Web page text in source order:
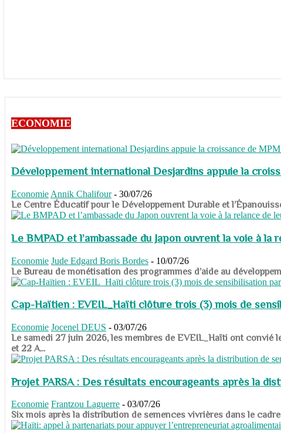
ECONOMIE
Développement international Desjardins appuie la
Economie Annik Chalifour - 30/07/26
​​​​​​​Le Centre Éducatif pour le Développement Durable et
Le BMPAD et l’ambassade du Japon ouvrent la voie à la
Economie Jude Edgard Boris Bordes - 10/07/26
​​​​​​​Le Bureau de monétisation des programmes d’aide au
Cap-Haïtien : EVEIL_Haïti clôture trois (3) mois de
Economie Jocenel DEUS - 03/07/26
Le samedi 27 juin 2026, les membres de EVEIL_Haïti ont convié
et 22 A...
Projet PARSA : Des résultats encourageants après la
Economie Frantzou Laguerre - 03/07/26
​​​​​​​Six mois après la distribution de semences vivrières dans le